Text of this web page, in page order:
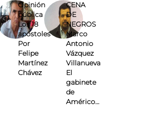
Opinión
pública
Los 18
apóstoles
Por
Felipe
Martínez
Chávez
CENA
DE
NEGROS
Marco
Antonio
Vázquez
Villanueva
El
gabinete
de
Américo…